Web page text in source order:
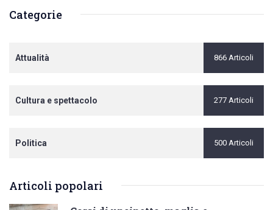
Categorie
Attualità 866 Articoli
Cultura e spettacolo 277 Articoli
Politica 500 Articoli
Articoli popolari